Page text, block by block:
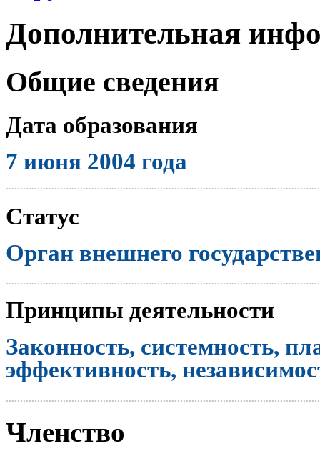
Дополнительная
Общие сведения
Дата образования
7 июня 2004 года
Статус
Орган внешнего
Принципы деятельности
Законность, системность,
эффективность,
Членство